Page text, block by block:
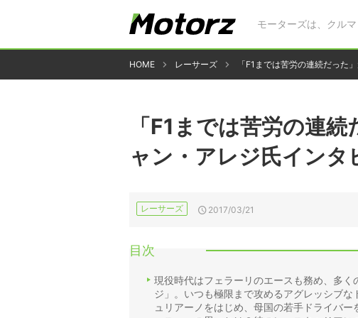
モーターズは、クル
HOME レーサーズ 「F1までは苦労の連続だった
「F1までは苦労の連
ャン・アレジ氏インタ
レーサーズ 2017/03/21
目次
現役時代はフェラーリのエースも務め、多
ジ」。いつも極限まで攻めるアグレッシブ
ュリアーノをはじめ、母国の若手ドライバ